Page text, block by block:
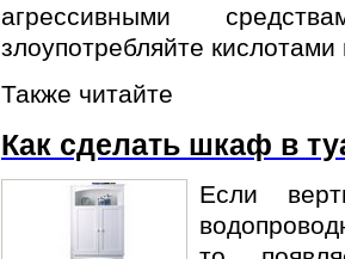
агрессивными
злоупотребляйте
Также читайте
Как сделать шкаф в
Если